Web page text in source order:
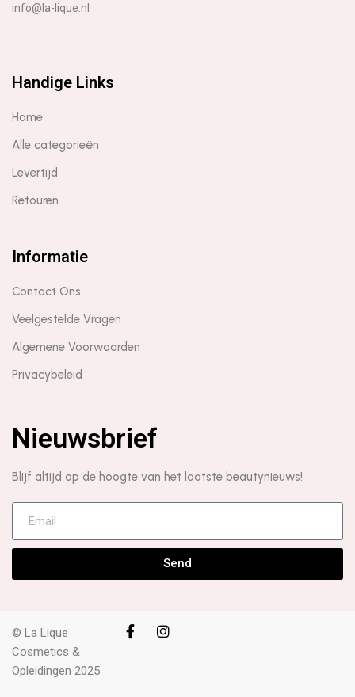
info@la-lique.nl
Handige Links
Home
Alle categorieën
Levertijd
Retouren
Informatie
Contact Ons
Veelgestelde Vragen
Algemene Voorwaarden
Privacybeleid
Nieuwsbrief
Blijf altijd op de hoogte van het laatste beautynieuws!
Send
© La Lique
Cosmetics &
Opleidingen 2025